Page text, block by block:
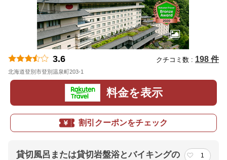
3.6 クチコミ数 : 198 件
北海道登別市登別温泉町203-1
料金を表示
割引クーポンをチェック
貸切風呂または貸切岩盤浴とバイキングの
1